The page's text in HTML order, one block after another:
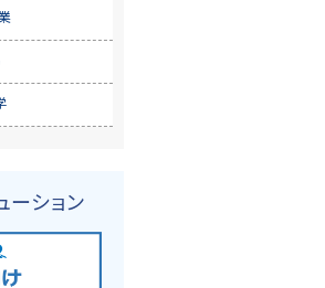
ーション